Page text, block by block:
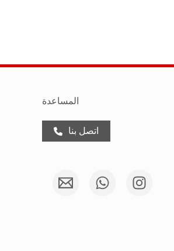
المساعدة
اتصل بنا